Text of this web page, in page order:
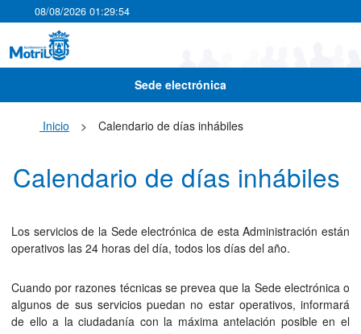
08/08/2026 01:29:54
Sede electrónica
Inicio > Calendario de días inhábiles
Calendario de días inhábiles
Los servicios de la Sede electrónica de esta Administración están
operativos las 24 horas del día, todos los días del año.
Cuando por razones técnicas se prevea que la Sede electrónica o
algunos de sus servicios puedan no estar operativos, informará
de ello a la ciudadanía con la máxima antelación posible en el